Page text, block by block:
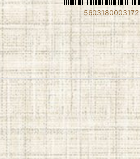
5603180003172